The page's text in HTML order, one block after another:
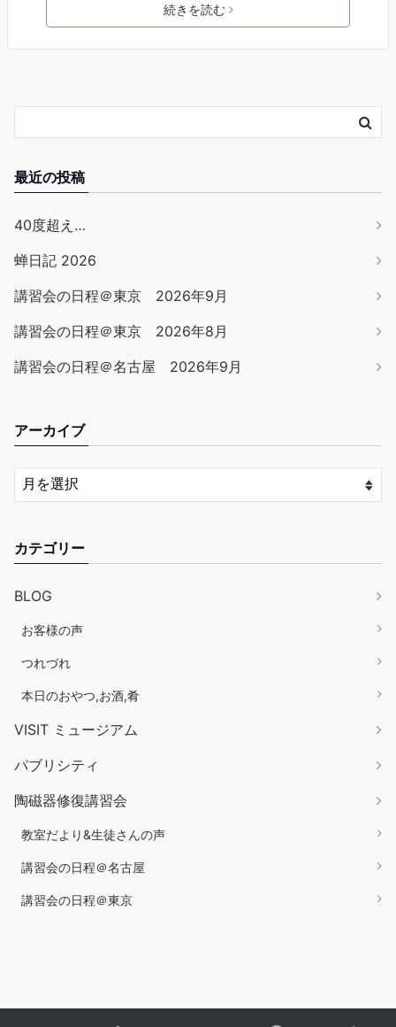
続きを読む
最近の投稿
40度超え…
蝉日記 2026
講習会の日程＠東京 2026年9月
講習会の日程＠東京 2026年8月
講習会の日程＠名古屋 2026年9月
アーカイブ
カテゴリー
BLOG
お客様の声
つれづれ
本日のおやつ,お酒,肴
VISIT ミュージアム
パブリシティ
陶磁器修復講習会
教室だより&生徒さんの声
講習会の日程＠名古屋
講習会の日程＠東京